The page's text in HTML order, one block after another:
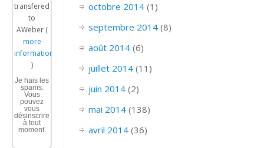
transfered
to
AWeber (
more
information
)
Je hais les
spams.
Vous
pouvez
vous
désinscrire
à tout
moment.
octobre 2014(1)
septembre 2014(8)
août 2014(6)
juillet 2014(11)
juin 2014(2)
mai 2014(138)
avril 2014(36)